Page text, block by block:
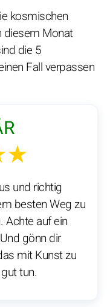
kosmischen
diesem Monat
die 5
Fall verpassen
und richtig
besten Weg zu
Achte auf ein
gönn dir
mit Kunst zu
tun.